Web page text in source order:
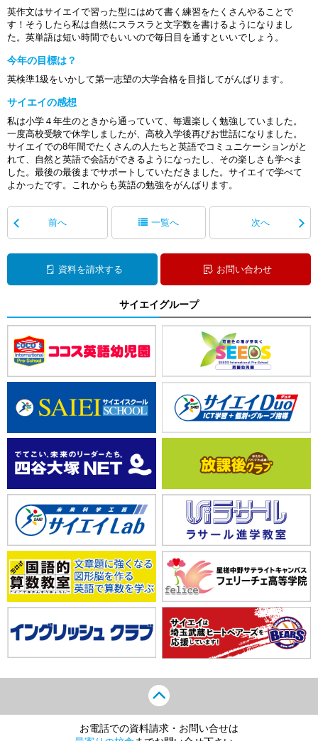
英作文はサイエイで習った型にはめて書く練習をたくさんやることで
す！そうしたら私は自然にスラスラと文字数を書けるようになりまし
た。英単語は短い時間でもいいので毎日目を通すといいでしょう。
今年の目標は？
英検準1級をいかして第一志望の大学合格を目指してがんばります。
サイエイの感想
私は小学４年生のときから通っていて、毎週楽しく勉強していました。
一度高校受験で休学しましたが、高校入学後再びお世話になりました。
サイエイでの8年間でたくさんの人たちと英語でコミュニケーションがと
れて、自然と英語で会話ができるようになったし、その楽しさも学べま
した。最後の最後までサポートしていただきました。サイエイで学べて
よかったです。これからも英語の勉強をがんばります。
前へ 一覧へ 次へ
資料を請求する お問い合わせ
サイエイグループ
お電話での資料請求・お問い合せは